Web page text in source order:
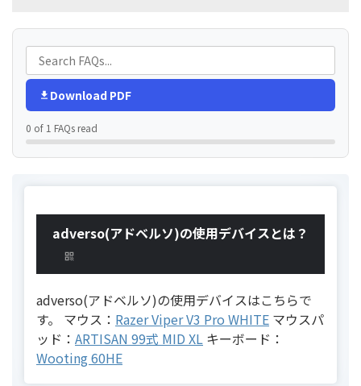
Download PDF
0 of 1 FAQs read
adverso(アドベルソ)の使用デバイスとは？
adverso(アドベルソ)の使用デバイスはこちらで
す。 マウス： Razer Viper V3 Pro WHITE マウスパ
ッド： ARTISAN 99式 MID XL キーボード：
Wooting 60HE